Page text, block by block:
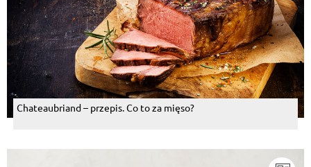
Chateaubriand – przepis. Co to za mięso?